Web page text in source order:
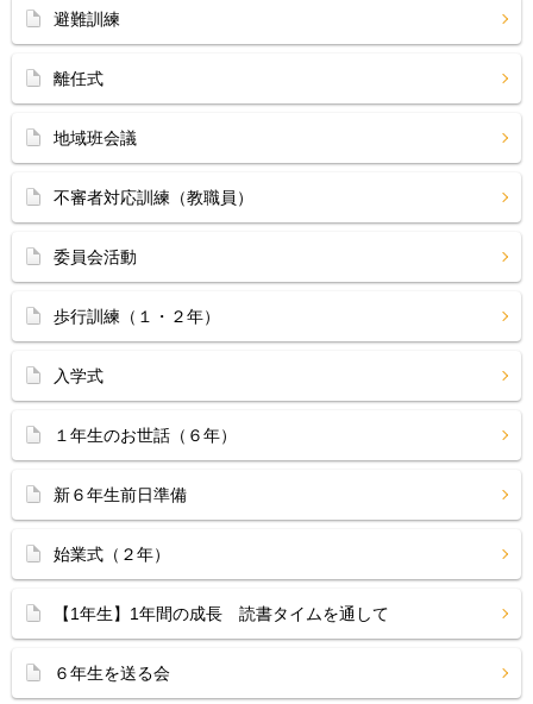
避難訓練
離任式
地域班会議
不審者対応訓練（教職員）
委員会活動
歩行訓練（１・２年）
入学式
１年生のお世話（６年）
新６年生前日準備
始業式（２年）
【1年生】1年間の成長 読書タイムを通して
６年生を送る会